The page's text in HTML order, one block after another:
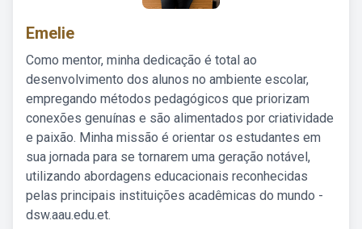
Emelie
Como mentor, minha dedicação é total ao
desenvolvimento dos alunos no ambiente escolar,
empregando métodos pedagógicos que priorizam
conexões genuínas e são alimentados por criatividade
e paixão. Minha missão é orientar os estudantes em
sua jornada para se tornarem uma geração notável,
utilizando abordagens educacionais reconhecidas
pelas principais instituições acadêmicas do mundo -
dsw.aau.edu.et.